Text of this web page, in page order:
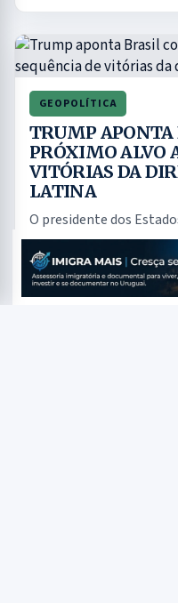
GEOPOLÍTICA
TRUMP
PRÓXIMO ALVO
VITÓRIAS DA
LATINA
O presidente dos
a destacar a sequência
Lati...
27/07/2026 08:56